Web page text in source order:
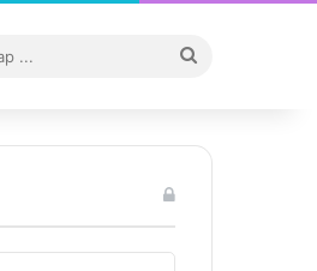
...